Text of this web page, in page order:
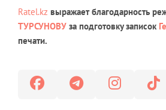
Ratel.kz выражает благодарность
ТУРСУНОВУ за подготовку записок
печати.